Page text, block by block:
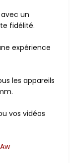
un
fidélité.
expérience
les appareils
vos vidéos